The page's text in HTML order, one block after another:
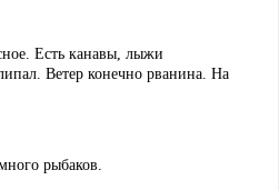
Есть канавы, лыжи
Ветер конечно рванина. На
рыбаков.